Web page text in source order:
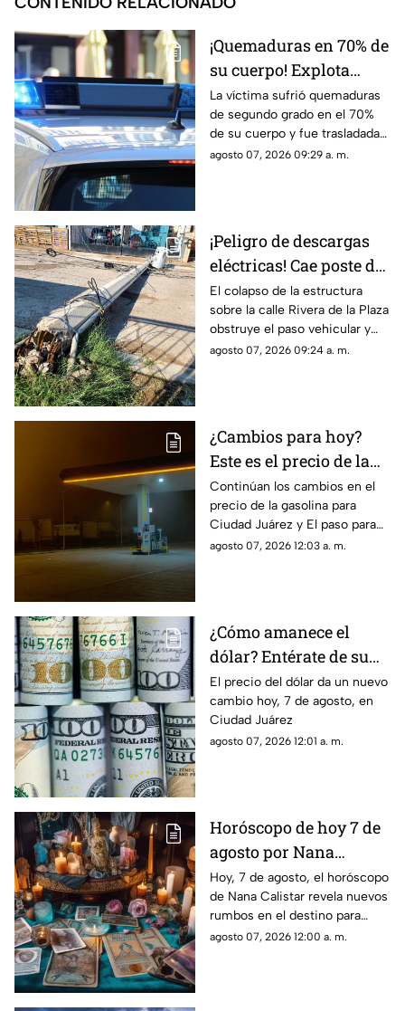
¡Quemaduras en 70% de
su cuerpo! Explota
tanque de gas en
Parajes del Sur y deja a
una persona grave
La víctima sufrió quemaduras
de segundo grado en el 70%
de su cuerpo y fue trasladada
de urgencia al Hospital General
agosto 07, 2026 09:29 a. m.
¡Peligro de descargas
eléctricas! Cae poste de
concreto tras
TORMENTAS y bloquea
calles en Ciudad Juárez
El colapso de la estructura
sobre la calle Rivera de la Plaza
obstruye el paso vehicular y
mantiene en alerta a los
agosto 07, 2026 09:24 a. m.
¿Cambios para hoy?
Este es el precio de la
gasolina para Ciudad
Juárez y El Paso
Continúan los cambios en el
precio de la gasolina para
Ciudad Juárez y El paso para
hoy, 7 de agosto
agosto 07, 2026 12:03 a. m.
¿Cómo amanece el
dólar? Entérate de su
precio hoy, 7 de agosto,
en Ciudad Juárez
El precio del dólar da un nuevo
cambio hoy, 7 de agosto, en
Ciudad Juárez
agosto 07, 2026 12:01 a. m.
Horóscopo de hoy 7 de
agosto por Nana
Calistar: Este será tu
mejor beneficio
Hoy, 7 de agosto, el horóscopo
de Nana Calistar revela nuevos
rumbos en el destino para
estos signos
agosto 07, 2026 12:00 a. m.